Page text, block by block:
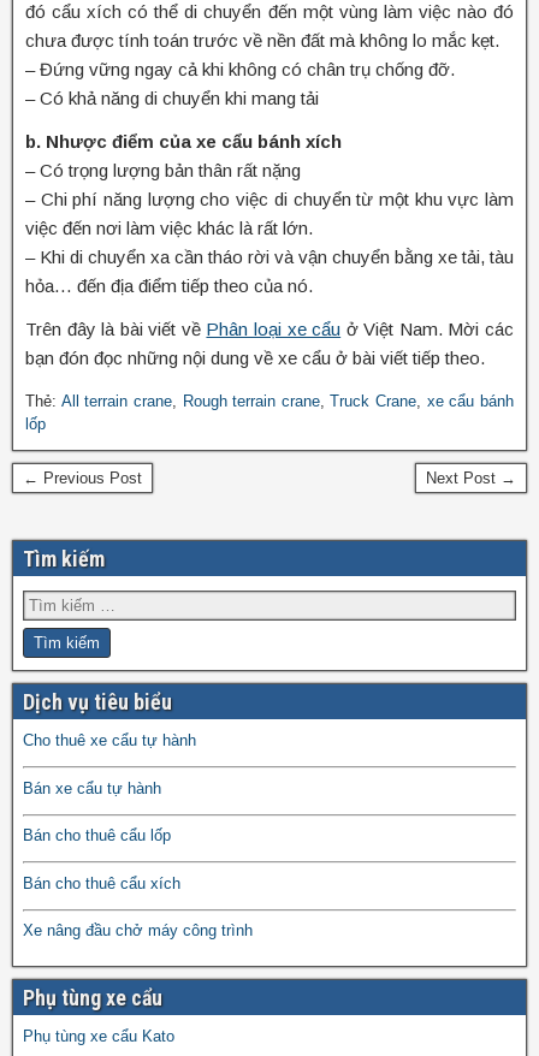
đó cẩu xích có thể di chuyển đến một vùng làm việc nào đó
chưa được tính toán trước về nền đất mà không lo mắc kẹt.
– Đứng vững ngay cả khi không có chân trụ chống đỡ.
– Có khả năng di chuyển khi mang tải
b. Nhược điểm của xe cẩu bánh xích
– Có trọng lượng bản thân rất nặng
– Chi phí năng lượng cho việc di chuyển từ một khu vực làm
việc đến nơi làm việc khác là rất lớn.
– Khi di chuyển xa cần tháo rời và vận chuyển bằng xe tải, tàu
hỏa… đến địa điểm tiếp theo của nó.
Trên đây là bài viết về Phân loại xe cẩu ở Việt Nam. Mời các
bạn đón đọc những nội dung về xe cẩu ở bài viết tiếp theo.
Thẻ: All terrain crane, Rough terrain crane,Truck Crane, xe cẩu bánh
lốp
← Previous Post Next Post →
Tìm kiếm
Dịch vụ tiêu biểu
Cho thuê xe cẩu tự hành
Bán xe cẩu tự hành
Bán cho thuê cẩu lốp
Bán cho thuê cẩu xích
Xe nâng đầu chở máy công trình
Phụ tùng xe cẩu
Phụ tùng xe cẩu Kato